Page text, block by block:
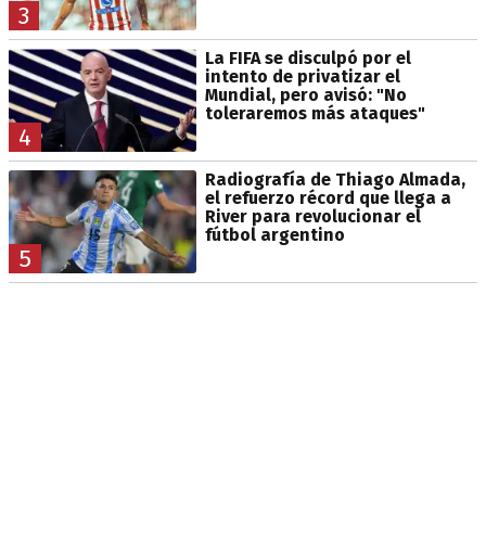
3
4
La FIFA se disculpó por el
intento de privatizar el
Mundial, pero avisó: "No
toleraremos más ataques"
5
Radiografía de Thiago Almada,
el refuerzo récord que llega a
River para revolucionar el
fútbol argentino